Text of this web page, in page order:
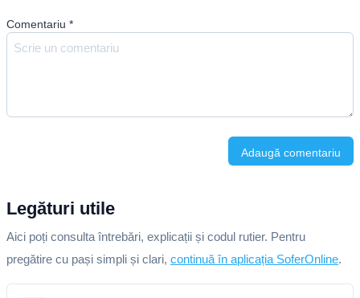
Comentariu *
Adaugă comentariu
Legături utile
Aici poți consulta întrebări, explicații și codul rutier. Pentru
pregătire cu pași simpli și clari, continuă în aplicația SoferOnline.